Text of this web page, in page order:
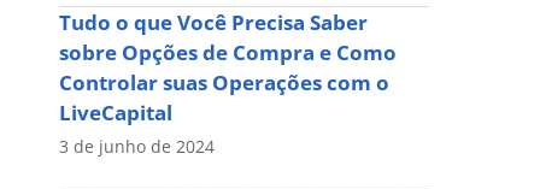
Tudo o que Você Precisa Saber
sobre Opções de Compra e Como
Controlar suas Operações com o
LiveCapital
3 de junho de 2024